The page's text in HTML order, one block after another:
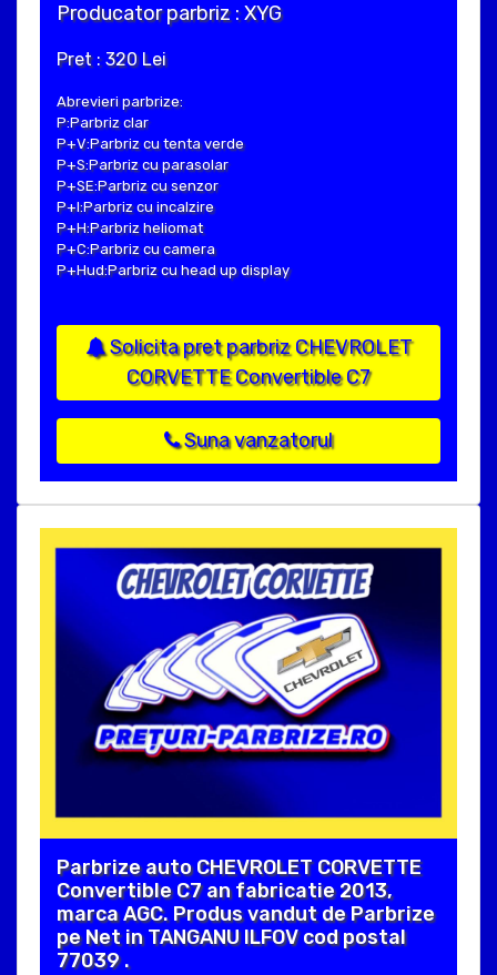
Producator parbriz : XYG
Pret : 320 Lei
Abrevieri parbrize:
P:Parbriz clar
P+V:Parbriz cu tenta verde
P+S:Parbriz cu parasolar
P+SE:Parbriz cu senzor
P+I:Parbriz cu incalzire
P+H:Parbriz heliomat
P+C:Parbriz cu camera
P+Hud:Parbriz cu head up display
Solicita pret parbriz CHEVROLET
CORVETTE Convertible C7
Suna vanzatorul
Parbrize auto CHEVROLET CORVETTE
Convertible C7 an fabricatie 2013,
marca AGC. Produs vandut de Parbrize
pe Net in TANGANU ILFOV cod postal
77039 .